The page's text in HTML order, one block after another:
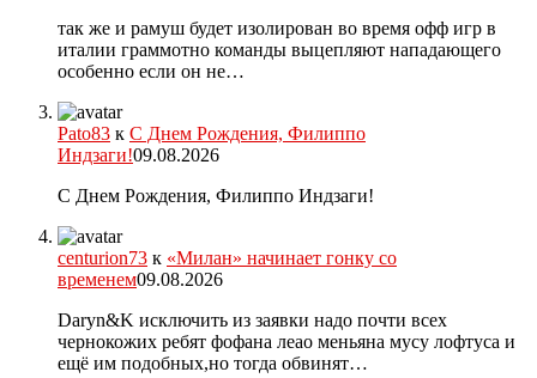
так же и рамуш будет изолирован во время офф игр в
италии граммотно команды выцепляют нападающего
особенно если он не…
Pato83 к С Днем Рождения, Филиппо
Индзаги!09.08.2026
С Днем Рождения, Филиппо Индзаги!
centurion73 к «Милан» начинает гонку со
временем09.08.2026
Daryn&K исключить из заявки надо почти всех
чернокожих ребят фофана леао меньяна мусу лофтуса и
ещё им подобных,но тогда обвинят…